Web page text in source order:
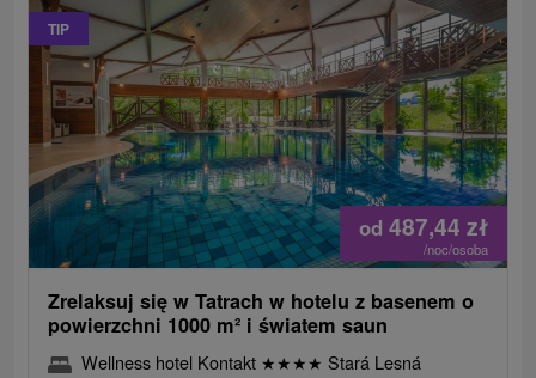
TIP
od 487,44 zł
/noc/osoba
Zrelaksuj się w Tatrach w hotelu z basenem o
powierzchni 1000 m² i światem saun
Wellness hotel Kontakt ★★★★ Stará Lesná